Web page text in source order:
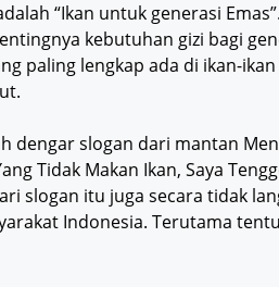
“Ikan untuk generasi
kebutuhan gizi bagi
paling lengkap ada di ikan-
dengar slogan dari mantan
Tidak Makan Ikan, Saya
slogan itu juga secara tidak
Indonesia. Terutama